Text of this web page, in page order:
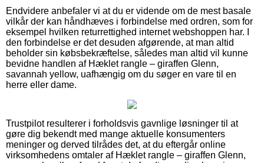
Endvidere anbefaler vi at du er vidende om de mest basale
vilkår der kan håndhæves i forbindelse med ordren, som for
eksempel hvilken returrettighed internet webshoppen har. I
den forbindelse er det desuden afgørende, at man altid
beholder sin købsbekræftelse, således man altid vil kunne
bevidne handlen af Hæklet rangle – giraffen Glenn,
savannah yellow, uafhængig om du søger en vare til en
herre eller dame.
Trustpilot resulterer i forholdsvis gavnlige løsninger til at
gøre dig bekendt med mange aktuelle konsumenters
meninger og derved tilrådes det, at du eftergår online
virksomhedens omtaler af Hæklet rangle – giraffen Glenn,